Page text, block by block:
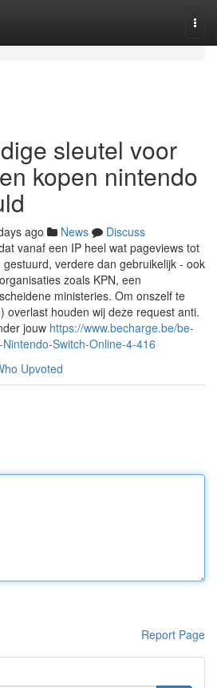
sleutel voor
kopen nintendo
ago News
Discuss
vanaf een IP heel wat pageviews tot
verdere dan gebruikelijk - ook
zoals KPN, een
ministeries. Om onszelf te
overlast houden wij deze request anti.
jouw https://www.becharge.be/be-
Switch-Online-4-416
Upvoted
Report Page